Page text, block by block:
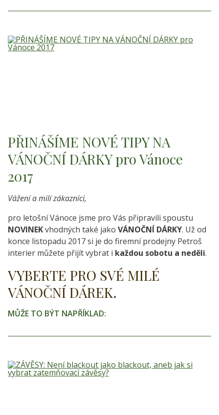
PŘINÁŠÍME NOVÉ TIPY NA
VÁNOČNÍ DÁRKY pro Vánoce
2017
Vážení a milí zákazníci,
pro letošní Vánoce jsme pro Vás připravili spoustu
NOVINEKvhodných také jako VÁNOČNÍ DÁRKY. Už od
konce listopadu 2017 si je do firemní prodejny Petroš
interier můžete přijít vybrat i každou sobotu a neděli.
VYBERTE PRO SVÉ MILÉ
VÁNOČNÍ DÁREK.
MŮŽE TO BÝT NAPŘÍKLAD: